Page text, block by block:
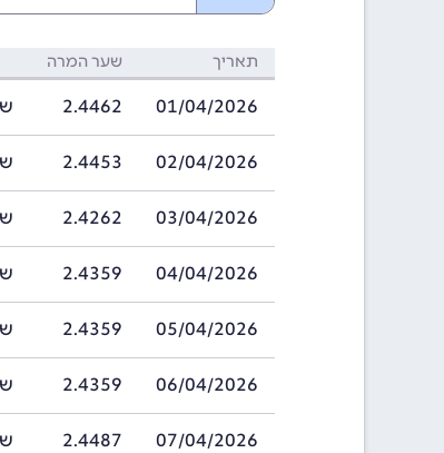
תאריך שער המרה
01/04/2026
2.4462
02/04/2026
2.4453
03/04/2026
2.4262
04/04/2026
2.4359
05/04/2026
2.4359
06/04/2026
2.4359
07/04/2026
2.4487